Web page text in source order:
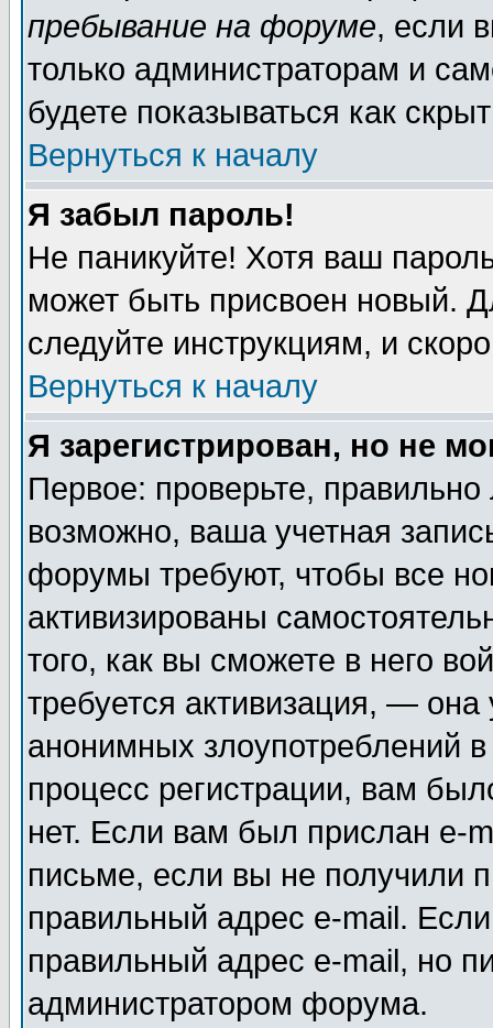
пребывание на форуме, если
только администраторам и
будете показываться как
Вернуться к началу
Я забыл пароль!
Не паникуйте! Хотя ваш
может быть присвоен новый.
следуйте инструкциям, и
Вернуться к началу
Я зарегистрирован, но не
Первое: проверьте,
возможно, ваша учетная
форумы требуют, чтобы все
активизированы
того, как вы сможете в него
требуется активизация, —
анонимных злоупотреблений
процесс регистрации, вам
нет. Если вам был прислан e-
письме, если вы не получили
правильный адрес e-mail.
правильный адрес e-mail, но
администратором форума.